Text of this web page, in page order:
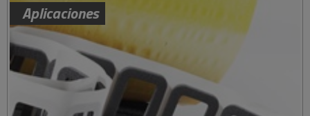
Aplicaciones